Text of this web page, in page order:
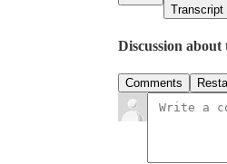
Transcript
Discussion about
Comments